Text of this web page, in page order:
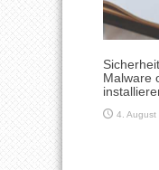
Malware
4. August